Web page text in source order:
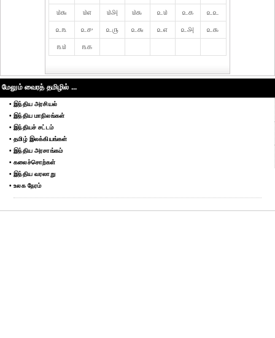
௰௬
௰௭ ௰௮ ௰௯ ௨௰ ௨௧
௨௨
௨௩
௨௪ ௨௫ ௨௬ ௨௭ ௨௮
௨௯
௩௰
௩௧
மேலும் வைரத் தமிழில் ...
• இந்திய அரசியல்
• இந்திய மாநிலங்கள்
• இந்தியச் சட்டம்
• தமிழ் இலக்கியங்கள்
• இந்திய அரசாங்கம்
• கலைச்சொற்கள்
• இந்திய வரலாறு
• உலக நேரம்